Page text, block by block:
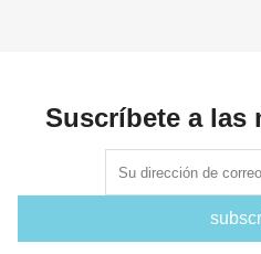
Suscríbete a las